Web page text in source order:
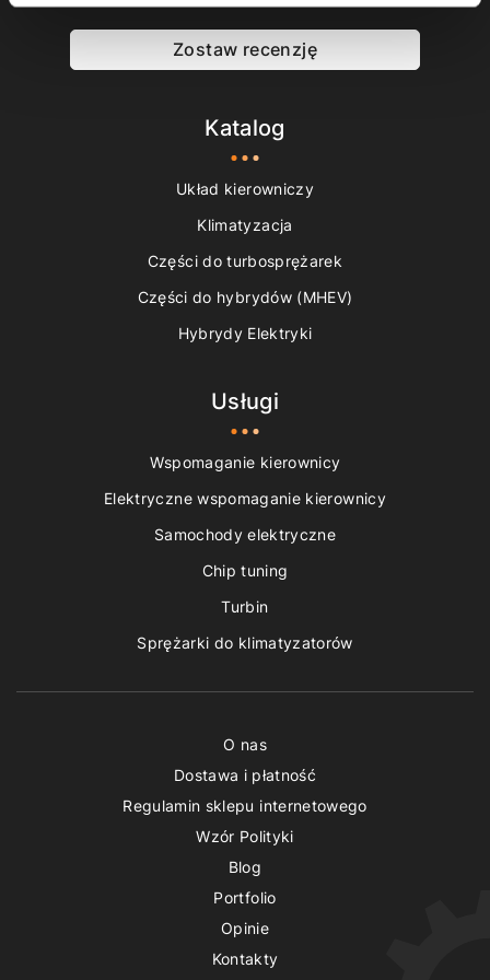
Zostaw recenzję
Katalog
Układ kierowniczy
Klimatyzacja
Części do turbosprężarek
Części do hybrydów (MHEV)
Hybrydy Elektryki
Usługi
Wspomaganie kierownicy
Elektryczne wspomaganie kierownicy
Samochody elektryczne
Chip tuning
Turbin
Sprężarki do klimatyzatorów
O nas
Dostawa i płatność
Regulamin sklepu internetowego
Wzór Polityki
Blog
Portfolio
Opinie
Kontakty